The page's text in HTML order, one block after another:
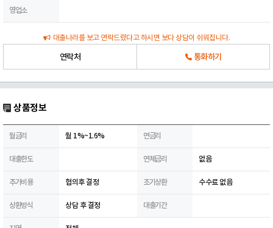
영업소
대출나라를 보고 연락드렸다고 하시면 보다 상담이 쉬워집니다.
연락처 통화하기
상품정보
월금리 월 1%~1.6% 연금리
대출한도 연체금리 없음
추가비용 협의후 결정 조기상환 수수료 없음
상환방식 상담 후 결정 대출기간